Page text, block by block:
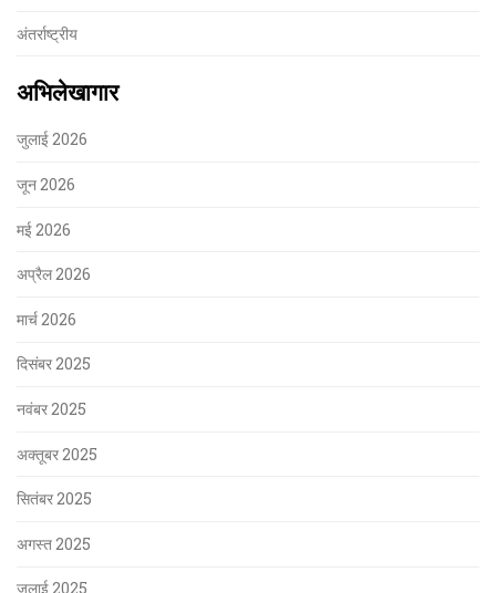
अंतर्राष्ट्रीय
अभिलेखागार
जुलाई 2026
जून 2026
मई 2026
अप्रैल 2026
मार्च 2026
दिसंबर 2025
नवंबर 2025
अक्तूबर 2025
सितंबर 2025
अगस्त 2025
जुलाई 2025